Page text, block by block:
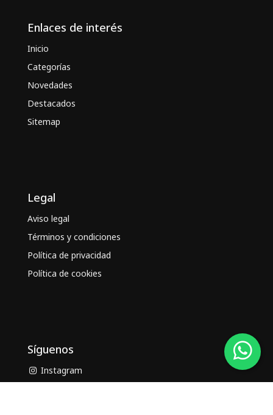
Enlaces de interés
Inicio
Categorías
Novedades
Destacados
Sitemap
Legal
Aviso legal
Términos y condiciones
Política de privacidad
Política de cookies
Síguenos
Instagram